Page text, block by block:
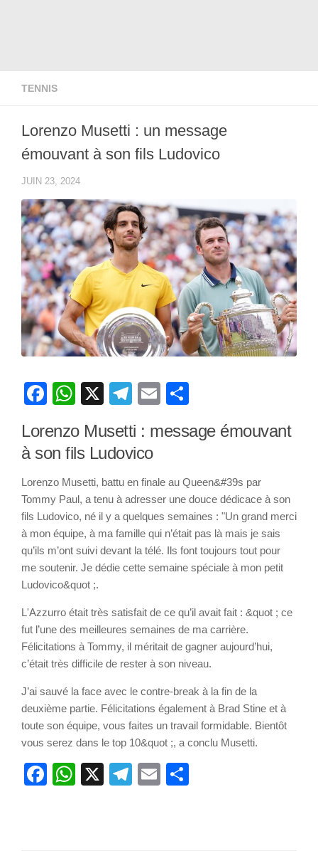
TENNIS
Lorenzo Musetti : un message
émouvant à son fils Ludovico
JUIN 23, 2024
Facebook
WhatsApp
X Telegram
Email
Lorenzo Musetti : message émouvant
à son fils Ludovico
Lorenzo Musetti, battu en finale au Queen&#39s par
Tommy Paul, a tenu à adresser une douce dédicace à son
fils Ludovico, né il y a quelques semaines : "Un grand merci
à mon équipe, à ma famille qui n’était pas là mais je sais
qu’ils m’ont suivi devant la télé. Ils font toujours tout pour
me soutenir. Je dédie cette semaine spéciale à mon petit
Ludovico&quot ;.
L'Azzurro était très satisfait de ce qu’il avait fait : &quot ; ce
fut l’une des meilleures semaines de ma carrière.
Félicitations à Tommy, il méritait de gagner aujourd’hui,
c’était très difficile de rester à son niveau.
J’ai sauvé la face avec le contre-break à la fin de la
deuxième partie. Félicitations également à Brad Stine et à
toute son équipe, vous faites un travail formidable. Bientôt
vous serez dans le top 10&quot ;, a conclu Musetti.
Facebook
WhatsApp
X Telegram
Email